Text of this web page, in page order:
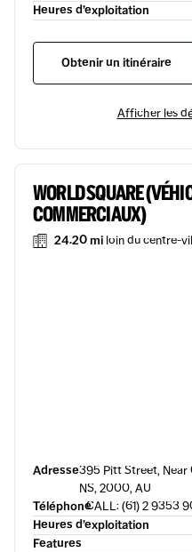
Heures d’exploitation
Obtenir un itinéraire
Afficher les
WORLD SQUARE
COMMERCIAUX)
24.20 mi loin du centre-
Adresse395 Pitt Street, Near
NS, 2000, AU
TéléphoneCALL: (61) 2 9353
Heures d’exploitation
Features